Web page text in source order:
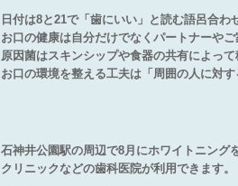
日付は8と21で「歯にいい」と読む語呂合
お口の健康は自分だけでなくパートナーやご
原因菌はスキンシップや食器の共有によっ
お口の環境を整える工夫は「周囲の人に対
石神井公園駅の周辺で8月にホワイトニング
クリニックなどの歯科医院が利用できます